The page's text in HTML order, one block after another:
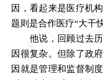
因，看起来是医疗机
题则是合作医疗“大干
他说，回顾过去历
因很复杂。但除了政
因就是管理和监督制